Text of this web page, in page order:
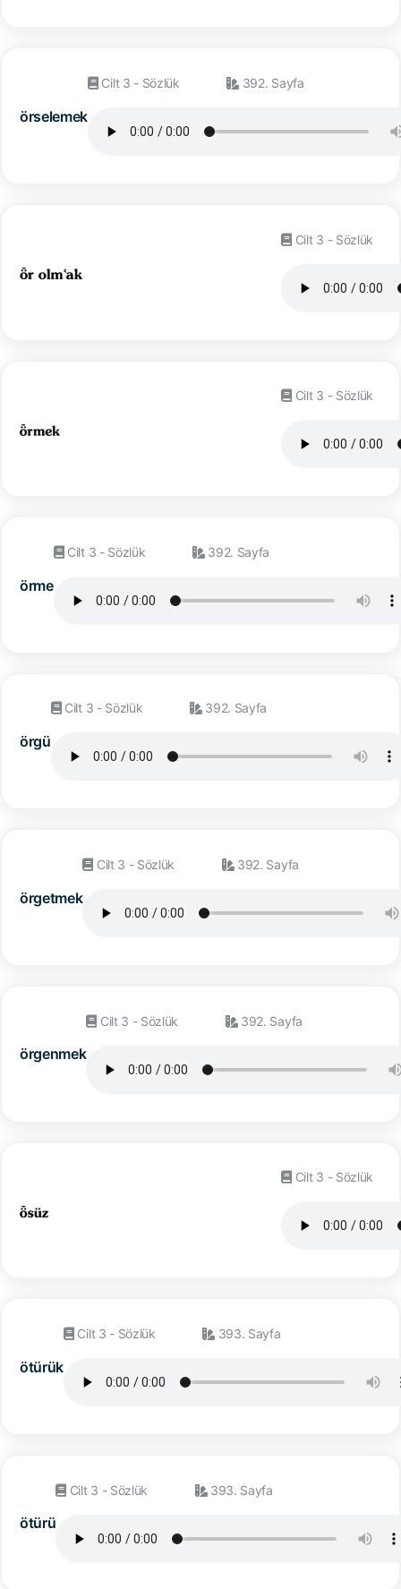
örselemek
Cilt 3 - Sözlük 392. Sayfa
Cilt 3 - Sözlük
Cilt 3 - Sözlük
örme
Cilt 3 - Sözlük 392. Sayfa
örgü
Cilt 3 - Sözlük 392. Sayfa
örgetmek
Cilt 3 - Sözlük 392. Sayfa
örgenmek
Cilt 3 - Sözlük 392. Sayfa
Cilt 3 - Sözlük
ötürük
Cilt 3 - Sözlük 393. Sayfa
ötürü
Cilt 3 - Sözlük 393. Sayfa